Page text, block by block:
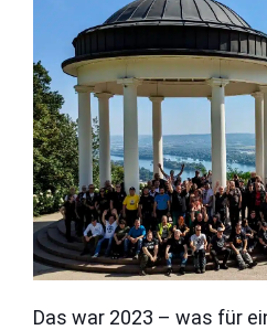
Das war 2023 – was für